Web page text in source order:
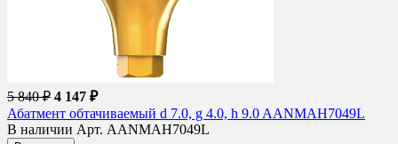
5 840 ₽ 4 147 ₽
Абатмент обтачиваемый d 7.0, g 4.0, h 9.0 AANMAH7049L
В наличии Арт. AANMAH7049L